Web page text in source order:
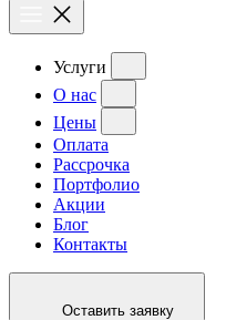
Услуги
О нас
Цены
Оплата
Рассрочка
Портфолио
Акции
Блог
Контакты
Оставить заявку